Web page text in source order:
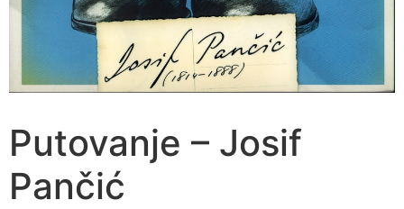
Putovanje – Josif
Pančić